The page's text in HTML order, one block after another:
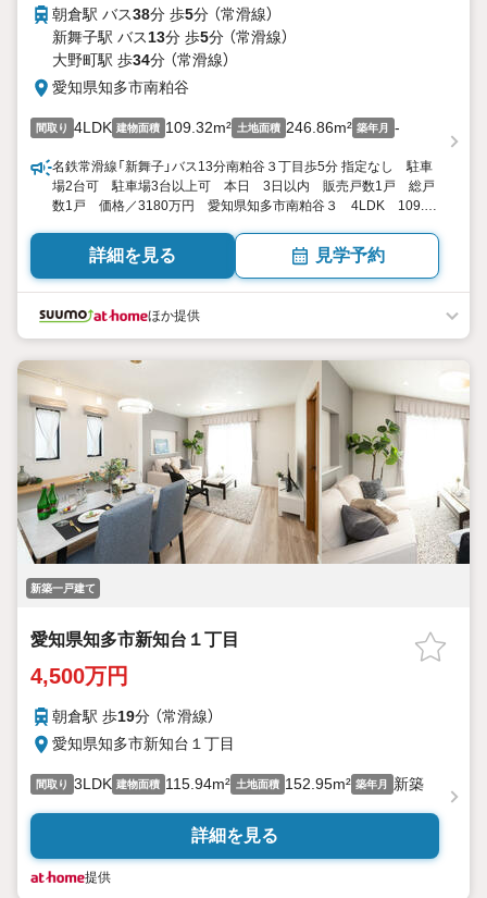
朝倉駅 バス38分 歩5分 （常滑線）
新舞子駅 バス13分 歩5分 （常滑線）
大野町駅 歩34分 （常滑線）
愛知県知多市南粕谷
間取り 4LDK 建物面積 109.32m² 土地面積 246.86m² 築年月 -
名鉄常滑線「新舞子」バス13分南粕谷３丁目歩5分 指定なし 駐車
場2台可 駐車場3台以上可 本日 3日以内 販売戸数1戸 総戸
数1戸 価格／3180万円 愛知県知多市南粕谷３ 4LDK 109.32
詳細を見る 見学予約
ほか提供
新築一戸建て
愛知県知多市新知台１丁目
4,500万円
朝倉駅 歩19分 （常滑線）
愛知県知多市新知台１丁目
間取り 3LDK 建物面積 115.94m² 土地面積 152.95m² 築年月 新築
詳細を見る
提供